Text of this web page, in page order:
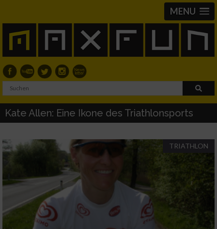
MENU
Kate Allen: Eine Ikone des Triathlonsports
TRIATHLON